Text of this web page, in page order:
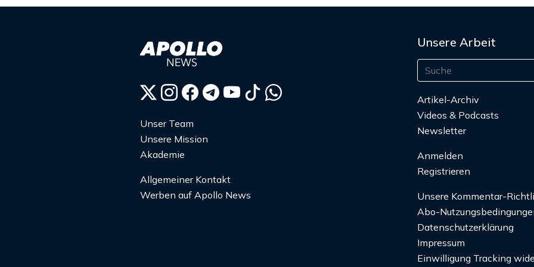
Unser Team
Unsere Mission
Akademie
Allgemeiner Kontakt
Werben auf Apollo News
Unsere Arbeit
Artikel-Archiv
Videos & Podcasts
Newsletter
Anmelden
Registrieren
Unsere Kommentar-
Abo-
Datenschutzerklärung
Impressum
Einwilligung Tracking